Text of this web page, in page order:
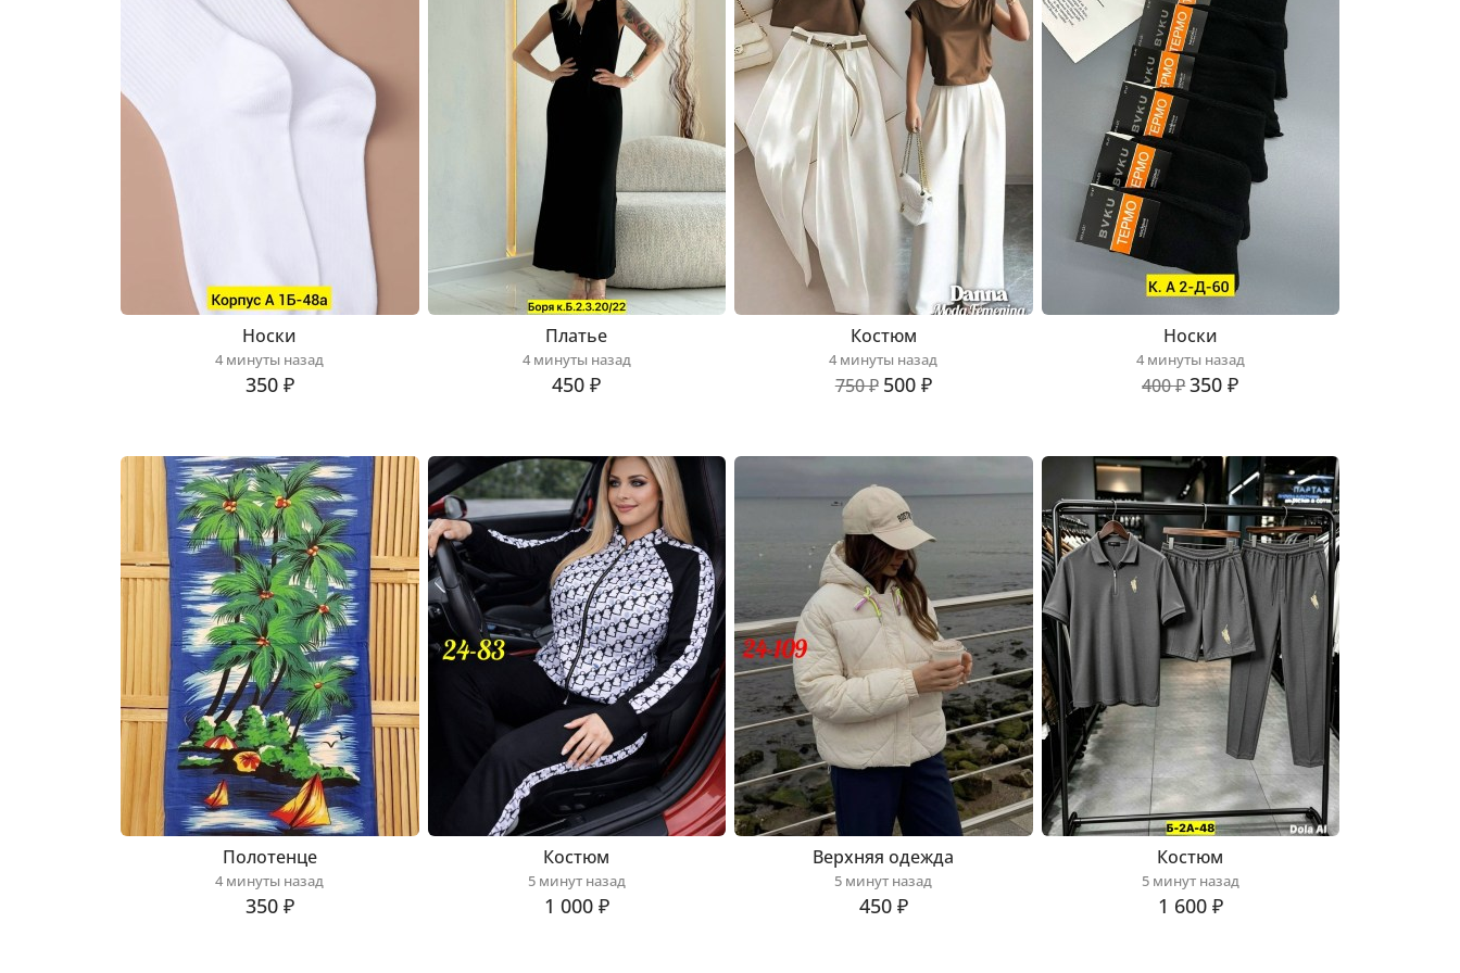
Носки
4 минуты назад
350 ₽
Платье
4 минуты назад
450 ₽
Костюм
4 минуты назад
750 ₽ 500 ₽
Носки
4 минуты назад
400 ₽350 ₽
Полотенце
4 минуты назад
350 ₽
Костюм
5 минут назад
1 000 ₽
Верхняя одежда
5 минут назад
450 ₽
Костюм
5 минут назад
1 600 ₽